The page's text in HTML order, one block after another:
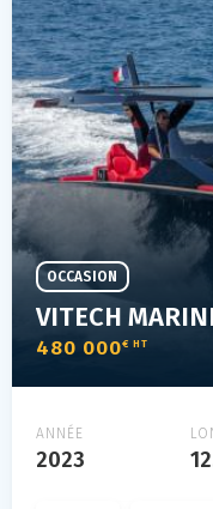
480 000€ HT
OCCASION
ANNÉE
2023